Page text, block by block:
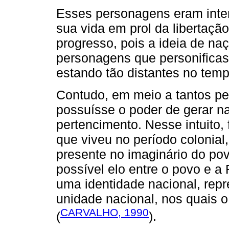
Esses personagens eram
sua vida em prol da
progresso, pois a ideia de
personagens que
estando tão distantes no
Contudo, em meio a tantos
possuísse o poder de gerar
pertencimento. Nesse
que viveu no período
presente no imaginário do
possível elo entre o povo e a
uma identidade nacional,
unidade nacional, nos quais
(CARVALHO, 1990).